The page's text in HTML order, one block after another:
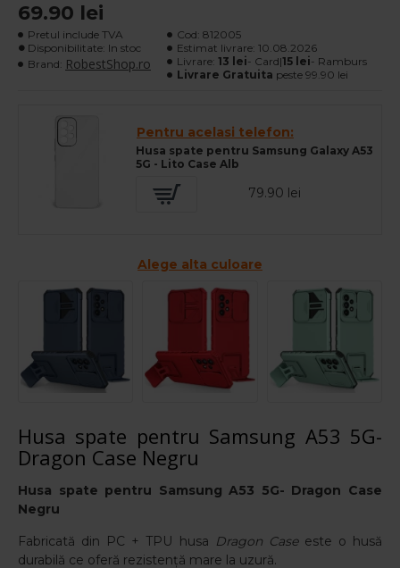
69.90 lei
Pretul include TVA
Disponibilitate: In stoc
Brand: RobestShop.ro
Cod: 812005
Estimat livrare: 10.08.2026
Livrare: 13 lei- Card|15 lei- Ramburs
Livrare Gratuita peste 99.90 lei
Pentru acelasi telefon:
Husa spate pentru Samsung Galaxy A53
5G - Lito Case Alb
79.90 lei
Alege alta culoare
Husa spate pentru Samsung A53 5G-
Dragon Case Negru
Husa spate pentru Samsung A53 5G- Dragon Case
Negru
Fabricată din PC + TPU husa Dragon Caseeste o husă
durabilă ce oferă rezistență mare la uzură.